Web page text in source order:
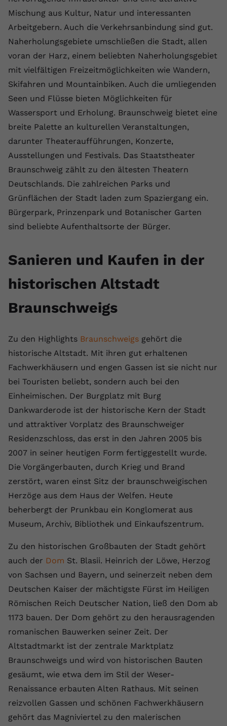
Mischung aus Kultur, Natur und interessanten
Arbeitgebern. Auch die Verkehrsanbindung sind gut.
Naherholungsgebiete umschließen die Stadt, allen
voran der Harz, einem beliebten Naherholungsgebiet
mit vielfältigen Freizeitmöglichkeiten wie Wandern,
Skifahren und Mountainbiken. Auch die umliegenden
Seen und Flüsse bieten Möglichkeiten für
Wassersport und Erholung. Braunschweig bietet eine
breite Palette an kulturellen Veranstaltungen,
darunter Theateraufführungen, Konzerte,
Ausstellungen und Festivals. Das Staatstheater
Braunschweig zählt zu den ältesten Theatern
Deutschlands. Die zahlreichen Parks und
Grünflächen der Stadt laden zum Spaziergang ein.
Bürgerpark, Prinzenpark und Botanischer Garten
sind beliebte Aufenthaltsorte der Bürger.
Sanieren und Kaufen in der
historischen Altstadt
Braunschweigs
Zu den Highlights Braunschweigs gehört die
historische Altstadt. Mit ihren gut erhaltenen
Fachwerkhäusern und engen Gassen ist sie nicht nur
bei Touristen beliebt, sondern auch bei den
Einheimischen. Der Burgplatz mit Burg
Dankwarderode ist der historische Kern der Stadt
und attraktiver Vorplatz des Braunschweiger
Residenzschloss, das erst in den Jahren 2005 bis
2007 in seiner heutigen Form fertiggestellt wurde.
Die Vorgängerbauten, durch Krieg und Brand
zerstört, waren einst Sitz der braunschweigischen
Herzöge aus dem Haus der Welfen. Heute
beherbergt der Prunkbau ein Konglomerat aus
Museum, Archiv, Bibliothek und Einkaufszentrum.
Zu den historischen Großbauten der Stadt gehört
auch der Dom St. Blasii. Heinrich der Löwe, Herzog
von Sachsen und Bayern, und seinerzeit neben dem
Deutschen Kaiser der mächtigste Fürst im Heiligen
Römischen Reich Deutscher Nation, ließ den Dom ab
1173 bauen. Der Dom gehört zu den herausragenden
romanischen Bauwerken seiner Zeit. Der
Altstadtmarkt ist der zentrale Marktplatz
Braunschweigs und wird von historischen Bauten
gesäumt, wie etwa dem im Stil der Weser-
Renaissance erbauten Alten Rathaus. Mit seinen
reizvollen Gassen und schönen Fachwerkhäusern
gehört das Magniviertel zu den malerischen
Laufzeit 1 Jahr
Zweck
Dieser Wert speichert Ihre Consent-
zufällig generierte ID, für die
historische Speicherung Ihrer
vorgenommen Einstellungen, falls der
Webseiten-Betreiber dies eingestellt
Name fe_typo_user
Anbieter VPB.de
Laufzeit Session
Zweck
Dieses Cookie wird verwendet, um die
Speicherung von
Benutzereinstellungen zu ermöglichen.
Zweck
wiederzuerkennen und statistische
Website zu erfassen.
Name _gcl au
Anbieter Google Ads
Zweck
Wird von Google Ads für das
Conversion-Tracking verwendet, um
Werbeklicks der Nutzung auf unserer
Website zuzuordnen.
Cookie-Informationen anzeigen
Externe Inhalte
Wir verwenden auf unserer Website externe Inhalte,
um Ihnen zusätzliche Informationen anzubieten.
Anbieter vimeo.com
Laufzeit
Vimeo installiert dieses Cookie, um
Tracking-Informationen zu sammeln,
Einbetten von Videos auf der Website
setzt.
Name CONSENT
Laufzeit 2 Jahre
YouTube setzt dieses Cookie über
registriert anonyme statistische Daten.
Name yt-remote-device-id
Laufzeit Session
Zweck
speichern, der eingebettete YouTube-
Videos verwendet.
Name yt.innertube::requests
Anbieter youtube.com
Laufzeit Session
Zweck
registriert eine eindeutige ID, um
Daten darüber zu speichern, welche
Videos von YouTube der Nutzer
gesehen hat.
Name yt.innertube::nextId
Anbieter Youtube.com
Laufzeit Session
Zweck
Dieser von YouTube gesetzte Cookie
registriert eine eindeutige ID, um
Daten darüber zu speichern, welche
Videos von YouTube der Nutzer
Cookie-Informationen anzeigen